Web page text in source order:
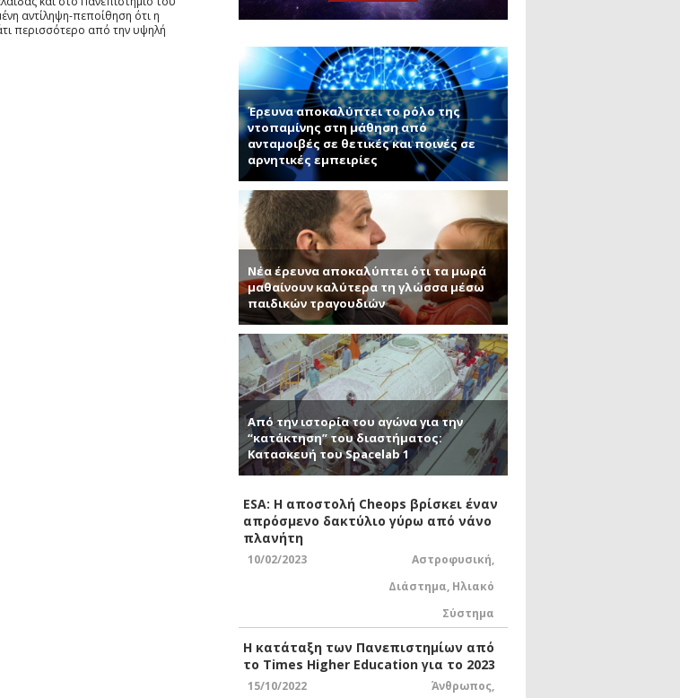
για τα ενδιαφέροντα τεχνητά υλικά, γερμανένιο και πυριτένιο (Μέρος
Κατσαβουνίδη, διευθυντή έρευνας στο ΜΙΤ)
τον Χρήστο Τσάγκα, Αναπληρωτή Καθηγητή του ΑΠΘ)
αντίληψη-πεποίθηση ότι η
περισσότερο από την υψηλή
Έρευνα αποκαλύπτει το ρόλο της
ντοπαμίνης στη μάθηση από
ανταμοιβές σε θετικές και ποινές σε
αρνητικές εμπειρίες
Νέα έρευνα αποκαλύπτει ότι τα μωρά
μαθαίνουν καλύτερα τη γλώσσα μέσω
παιδικών τραγουδιών
Από την ιστορία του αγώνα για την
“κατάκτηση” του διαστήματος:
Κατασκευή του Spacelab 1
ESA: Η αποστολή Cheops βρίσκει έναν
απρόσμενο δακτύλιο γύρω από νάνο
πλανήτη
10/02/2023 Αστροφυσική,
Διάστημα, Ηλιακό
Σύστημα
Η κατάταξη των Πανεπιστημίων από
το Times Higher Education για το 2023
15/10/2022 Άνθρωπος,